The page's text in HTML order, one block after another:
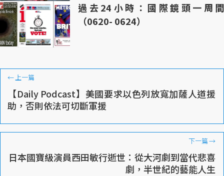
過去24小時：國際鏡頭一周間
（0620- 0624）
← 上一篇
【Daily Podcast】美國要求以色列放寬加薩人道援
助，否則依法可切斷軍援
下一篇→
日本國寶級演員西田敏行逝世：從大河劇到當代悲喜
劇，半世紀的藝能人生